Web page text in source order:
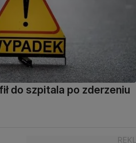
do szpitala po zderzeniu